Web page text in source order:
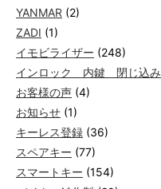
YANMAR (2)
ZADI (1)
イモビライザー (248)
インロック 内鍵 閉じ込み
お客様の声 (4)
お知らせ (1)
キーレス登録 (36)
スペアキー (77)
スマートキー (154)